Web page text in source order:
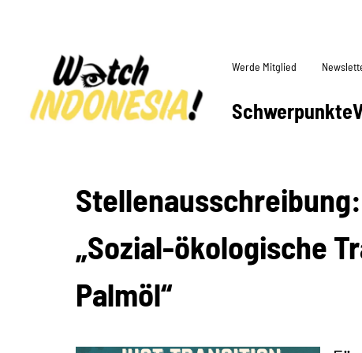
Schwerpunkte
Werde Mitglied
„Sozial-ökologische
Palmöl“